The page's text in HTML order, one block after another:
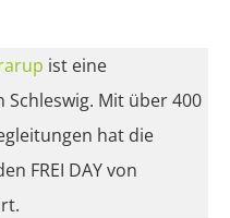
ist eine
Mit über 400
hat die
FREI DAY von